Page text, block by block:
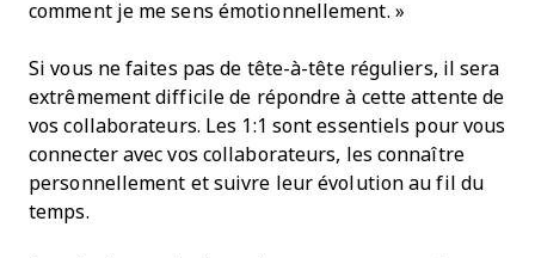
comment je me sens émotionnellement. »
Si vous ne faites pas de tête-à-tête réguliers, il sera
extrêmement difficile de répondre à cette attente de
vos collaborateurs. Les 1:1 sont essentiels pour vous
connecter avec vos collaborateurs, les connaître
personnellement et suivre leur évolution au fil du
temps.